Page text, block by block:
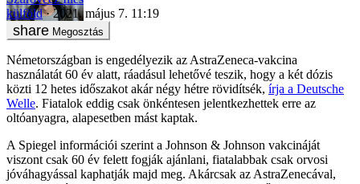
külföld
2021. május 7. 11:19
Megosztás
Németországban is engedélyezik az AstraZeneca-vakcina
használatát 60 év alatt, ráadásul lehetővé teszik, hogy a két dózis
közti 12 hetes időszakot akár négy hétre rövidítsék, írja a Deutsche
Welle. Fiatalok eddig csak önkéntesen jelentkezhettek erre az
oltóanyagra, alapesetben mást kaptak.
A Spiegel információi szerint a Johnson & Johnson vakcináját
viszont csak 60 év felett fogják ajánlani, fiatalabbak csak orvosi
jóváhagyással kaphatják majd meg. Akárcsak az AstraZenecával,